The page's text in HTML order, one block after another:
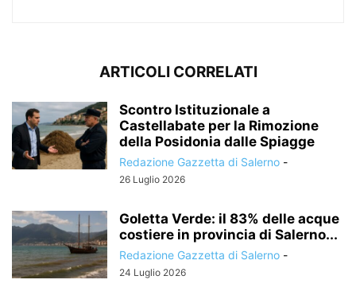
ARTICOLI CORRELATI
Scontro Istituzionale a
Castellabate per la Rimozione
della Posidonia dalle Spiagge
Redazione Gazzetta di Salerno -
26 Luglio 2026
Goletta Verde: il 83% delle acque
costiere in provincia di Salerno...
Redazione Gazzetta di Salerno -
24 Luglio 2026